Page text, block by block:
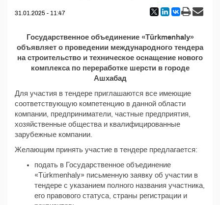
31.01.2025 - 11:47
Государственное объединение «Тürkmenhaly»
объявляет о проведении международного тендера
на строительство и техническое оснащение нового
комплекса по переработке шерсти в городе
Ашхабад
Для участия в тендере приглашаются все имеющие
соответствующую компетенцию в данной области
компании, предприниматели, частные предприятия,
хозяйственные общества и квалифицированные
зарубежные компании.
Желающим принять участие в тендере предлагается:
подать в Государственное объединение
«Тürkmenhaly» письменную заявку об участии в
тендере с указанием полного названия участника,
его правового статуса, страны регистрации и